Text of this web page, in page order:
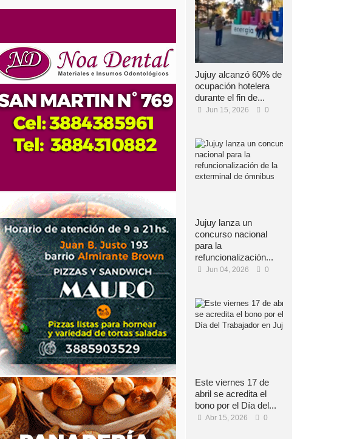
Jujuy alcanzó 60% de
ocupación hotelera
durante el fin de...
Jun 15, 2026 0
Jujuy lanza un
concurso nacional
para la
refuncionalización...
Jun 04, 2026 0
Este viernes 17 de
abril se acredita el
bono por el Día del...
Abr 15, 2026 0